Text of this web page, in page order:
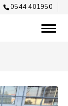
0544 401950